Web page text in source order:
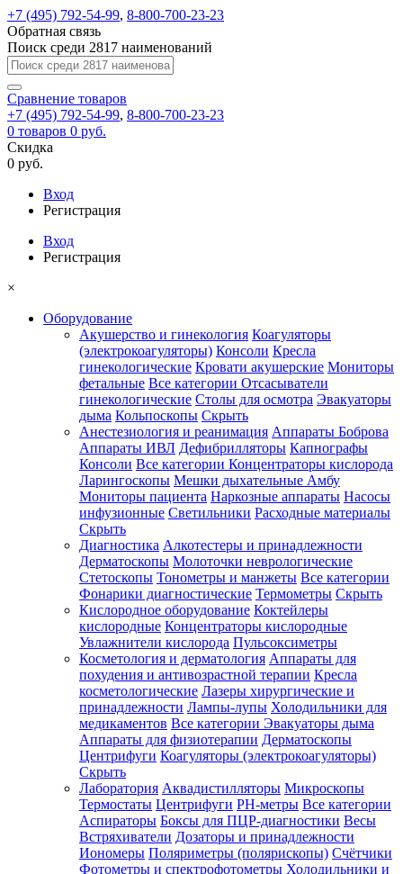
+7 (495) 792-54-99, 8-800-700-23-23
Обратная связь
Поиск среди 2817 наименований
Сравнение товаров
+7 (495) 792-54-99, 8-800-700-23-23
0 товаров 0 руб.
Скидка
0 руб.
Вход
Регистрация
Вход
Регистрация
×
Оборудование
Акушерство и гинекология Коагуляторы
(электрокоагуляторы) Консоли Кресла
гинекологические Кровати акушерские Мониторы
фетальные Все категории Отсасыватели
гинекологические Столы для осмотра Эвакуаторы
дыма Кольпоскопы Скрыть
Анестезиология и реанимация Аппараты Боброва
Аппараты ИВЛ Дефибрилляторы Капнографы
Консоли Все категории Концентраторы кислорода
Ларингоскопы Мешки дыхательные Амбу
Мониторы пациента Наркозные аппараты Насосы
инфузионные Светильники Расходные материалы
Скрыть
Диагностика Алкотестеры и принадлежности
Дерматоскопы Молоточки неврологические
Стетоскопы Тонометры и манжеты Все категории
Фонарики диагностические Термометры Скрыть
Кислородное оборудование Коктейлеры
кислородные Концентраторы кислородные
Увлажнители кислорода Пульсоксиметры
Косметология и дерматология Аппараты для
похудения и антивозрастной терапии Кресла
косметологические Лазеры хирургические и
принадлежности Лампы-лупы Холодильники для
медикаментов Все категории Эвакуаторы дыма
Аппараты для физиотерапии Дерматоскопы
Центрифуги Коагуляторы (электрокоагуляторы)
Скрыть
Лаборатория Аквадистилляторы Микроскопы
Термостаты Центрифуги PH-метры Все категории
Аспираторы Боксы для ПЦР-диагностики Весы
Встряхиватели Дозаторы и принадлежности
Иономеры Поляриметры (полярископы) Счётчики
Фотометры и спектрофотометры Холодильники и